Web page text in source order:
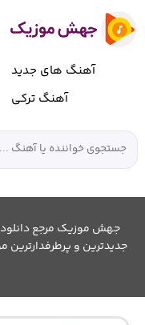
آهنگ های جدید
آهنگ ترکی
جهش موزیک مرجع دانلود
جدیدترین و